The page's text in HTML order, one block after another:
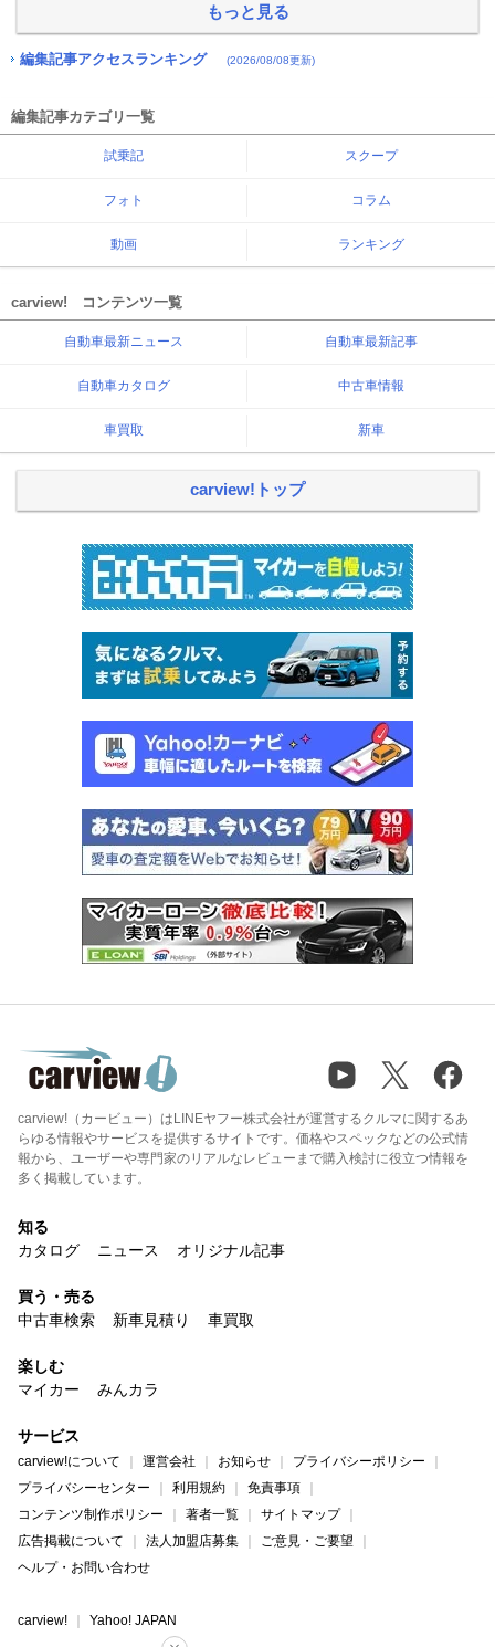
もっと見る
編集記事アクセスランキング (2026/08/08更新)
編集記事カテゴリ一覧
試乗記 スクープ
フォト コラム
動画 ランキング
carview! コンテンツ一覧
自動車最新ニュース 自動車最新記事
自動車カタログ 中古車情報
車買取 新車
carview!トップ
carview!（カービュー）はLINEヤフー株式会社が運営するクルマに関するあ
らゆる情報やサービスを提供するサイトです。価格やスペックなどの公式情
報から、ユーザーや専門家のリアルなレビューまで購入検討に役立つ情報を
多く掲載しています。
知る
カタログ
ニュース オリジナル記事
買う・売る
中古車検索
新車見積り 車買取
楽しむ
マイカー
みんカラ
サービス
carview!について 運営会社 お知らせ
プライバシーポリシー
プライバシーセンター
利用規約
免責事項
コンテンツ制作ポリシー
著者一覧
サイトマップ
広告掲載について
法人加盟店募集
ご意見・ご要望
ヘルプ・お問い合わせ
carview! Yahoo! JAPAN